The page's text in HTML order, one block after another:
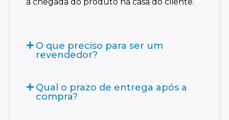
O que preciso para ser um
revendedor?
Qual o prazo de entrega após a
compra?